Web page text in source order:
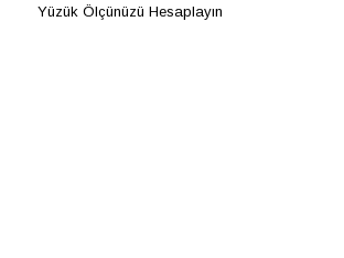
Yüzük Ölçünüzü Hesaplayın